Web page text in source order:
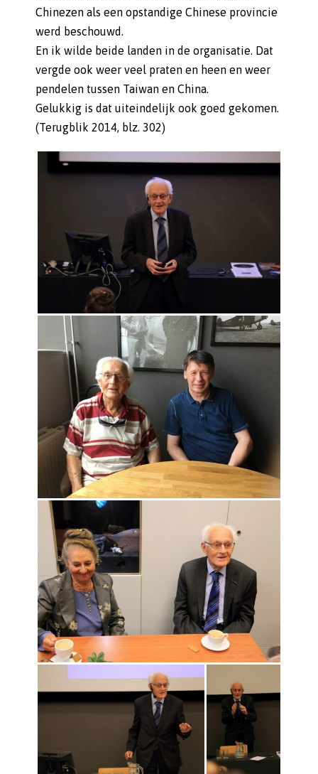
Chinezen als een opstandige Chinese provincie
werd beschouwd.
En ik wilde beide landen in de organisatie. Dat
vergde ook weer veel praten en heen en weer
pendelen tussen Taiwan en China.
Gelukkig is dat uiteindelijk ook goed gekomen.
(Terugblik 2014, blz. 302)